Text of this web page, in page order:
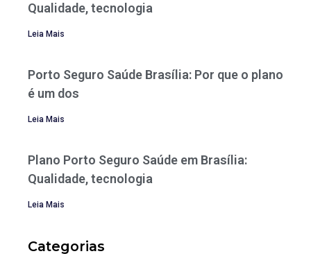
Qualidade, tecnologia
Leia Mais
Porto Seguro Saúde Brasília: Por que o plano
é um dos
Leia Mais
Plano Porto Seguro Saúde em Brasília:
Qualidade, tecnologia
Leia Mais
Categorias